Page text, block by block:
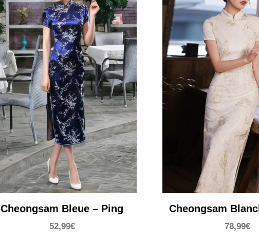
Cheongsam Bleue – Ping
52,99€
Cheongsam
78,99€